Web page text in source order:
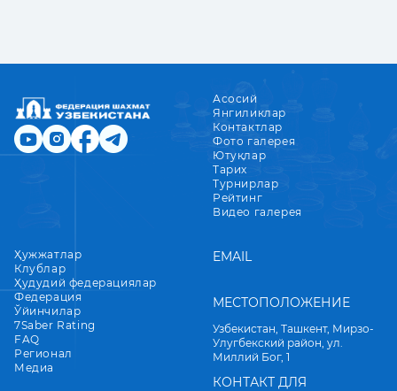
Асосий
Янгиликлар
Контактлар
Фото галерея
Ютуқлар
Тарих
Турнирлар
Рейтинг
Видео галерея
Ҳужжатлар
Клублар
Ҳудудий федерациялар
Федерация
Ўйинчилар
7Saber Rating
FAQ
Регионал
Медиа
EMAIL
МЕСТОПОЛОЖЕНИЕ
Узбекистан, Ташкент, Мирзо-
Улугбекский район, ул.
Миллий Бог, 1
КОНТАКТ ДЛЯ